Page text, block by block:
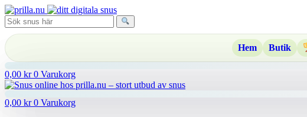
Hoppa
till
innehåll
Hem
Butik
0,00 kr 0 Varukorg
0,00 kr 0 Varukorg